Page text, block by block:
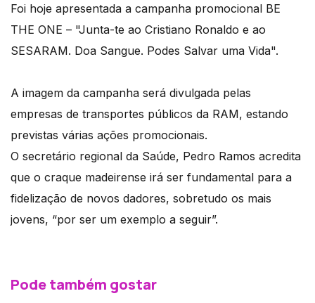
Foi hoje apresentada a campanha promocional BE
THE ONE – "Junta-te ao Cristiano Ronaldo e ao
SESARAM. Doa Sangue. Podes Salvar uma Vida".
A imagem da campanha será divulgada pelas
empresas de transportes públicos da RAM, estando
previstas várias ações promocionais.
O secretário regional da Saúde, Pedro Ramos acredita
que o craque madeirense irá ser fundamental para a
fidelização de novos dadores, sobretudo os mais
jovens, “por ser um exemplo a seguir”.
Pode também gostar